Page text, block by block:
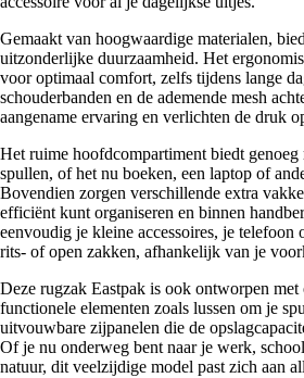
Gemaakt van hoogwaardige materialen,
uitzonderlijke duurzaamheid. Het
voor optimaal comfort, zelfs tijdens lange
schouderbanden en de ademende mesh
aangename ervaring en verlichten de druk
Het ruime hoofdcompartiment biedt
spullen, of het nu boeken, een laptop of
Bovendien zorgen verschillende extra
efficiënt kunt organiseren en binnen
eenvoudig je kleine accessoires, je telefoon
rits- of open zakken, afhankelijk van je
Deze rugzak Eastpak is ook ontworpen
functionele elementen zoals lussen om je
uitvouwbare zijpanelen die de
Of je nu onderweg bent naar je werk,
natuur, dit veelzijdige model past zich aan